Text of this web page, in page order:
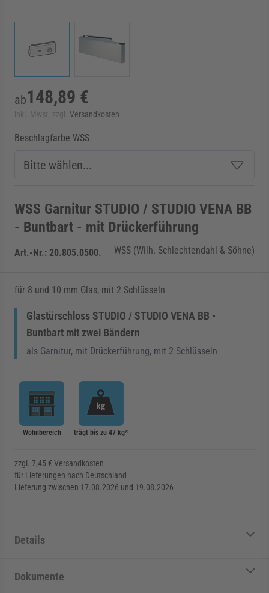
ab148,89 €
inkl. Mwst. zzgl. Versandkosten
Beschlagfarbe WSS
WSS Garnitur STUDIO / STUDIO VENA BB
- Buntbart - mit Drückerführung
Art.-Nr.: 20.805.0500. WSS (Wilh. Schlechtendahl & Söhne)
für 8 und 10 mm Glas, mit 2 Schlüsseln
Glastürschloss STUDIO / STUDIO VENA BB -
Buntbart mit zwei Bändern
als Garnitur, mit Drückerführung, mit 2 Schlüsseln
Wohnbereich trägt bis zu 47 kg*
zzgl. 7,45 € Versandkosten
für Lieferungen nach Deutschland
Lieferung zwischen 17.08.2026 und 19.08.2026
Details
Dokumente